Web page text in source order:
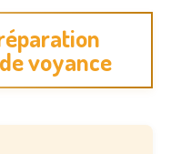
voyance